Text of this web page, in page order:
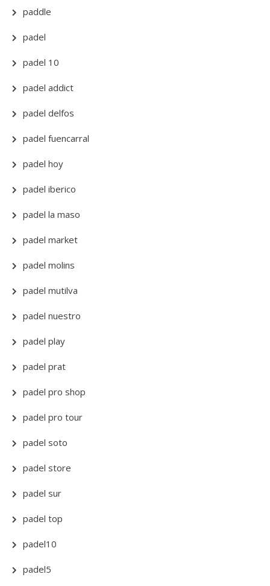
paddle
padel
padel 10
padel addict
padel delfos
padel fuencarral
padel hoy
padel iberico
padel la maso
padel market
padel molins
padel mutilva
padel nuestro
padel play
padel prat
padel pro shop
padel pro tour
padel soto
padel store
padel sur
padel top
padel10
padel5